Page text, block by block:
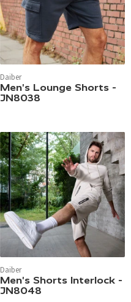
Daiber
Men's Lounge Shorts -
JN8038
Daiber
Men's Shorts Interlock -
JN8048